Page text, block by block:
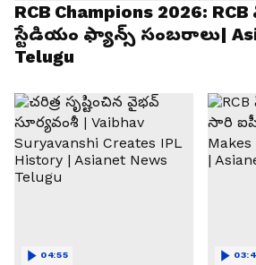
RCB Champions 2026:
స్టేడియం ఫ్యాన్స్ సంబరాలు|
Telugu
04:55